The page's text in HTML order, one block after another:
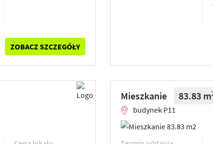
ZOBACZ SZCZEGÓŁY
Mieszkanie 83.83 m
budynek P11